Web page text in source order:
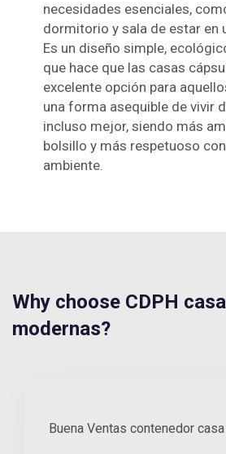
necesidades esenciales,
dormitorio y sala de estar en
Es un diseño simple,
que hace que las casas
excelente opción para
una forma asequible de vivir
incluso mejor, siendo más
bolsillo y más respetuoso
ambiente.
Why choose CDPH
modernas?
Buena Ventas contenedor casa